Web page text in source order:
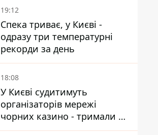
19:12
Спека триває, у Києві -
одразу три температурні
рекорди за день
18:08
У Києві судитимуть
організаторів мережі
чорних казино - тримали 39
закладів